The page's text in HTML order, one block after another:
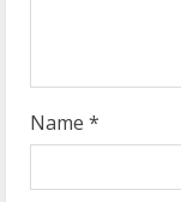
n
g
Name *